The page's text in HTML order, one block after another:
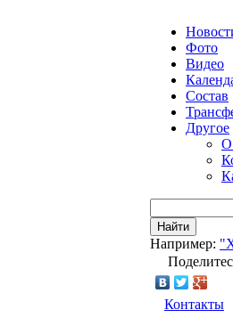
Фото
Видео
Состав
Другое
О
Найти
Например:
Контакты